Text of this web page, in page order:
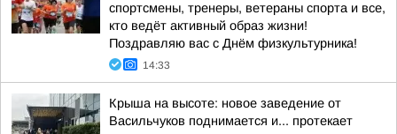
спортсмены, тренеры, ветераны спорта и все,
кто ведёт активный образ жизни!
Поздравляю вас с Днём физкультурника!
14:33
Крыша на высоте: новое заведение от
Васильчуков поднимается и... протекает